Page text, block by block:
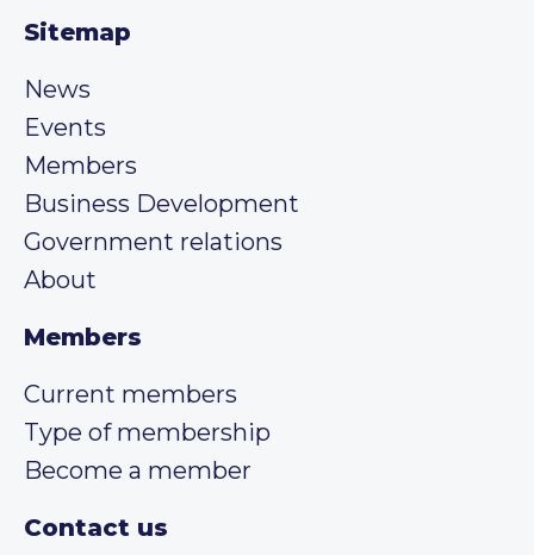
Sitemap
News
Events
Members
Business Development
Government relations
About
Members
Current members
Type of membership
Become a member
Contact us